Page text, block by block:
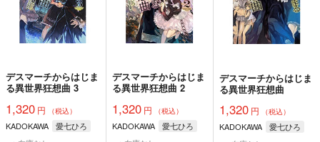
デスマーチからはじま
る異世界狂想曲 3
1,320 円 （税込）
KADOKAWA
愛七ひろ
デスマーチからはじま
る異世界狂想曲 2
1,320 円 （税込）
KADOKAWA
愛七ひろ
デスマーチからはじま
る異世界狂想曲
1,320円 （税込）
KADOKAWA
愛七ひろ